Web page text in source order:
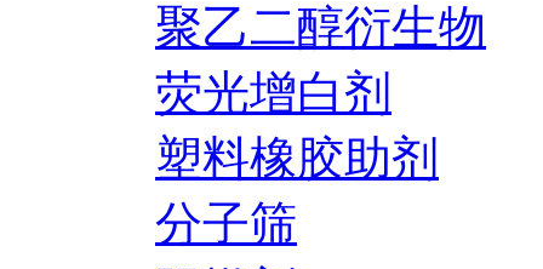
聚乙二醇衍生物
荧光增白剂
塑料橡胶助剂
分子筛